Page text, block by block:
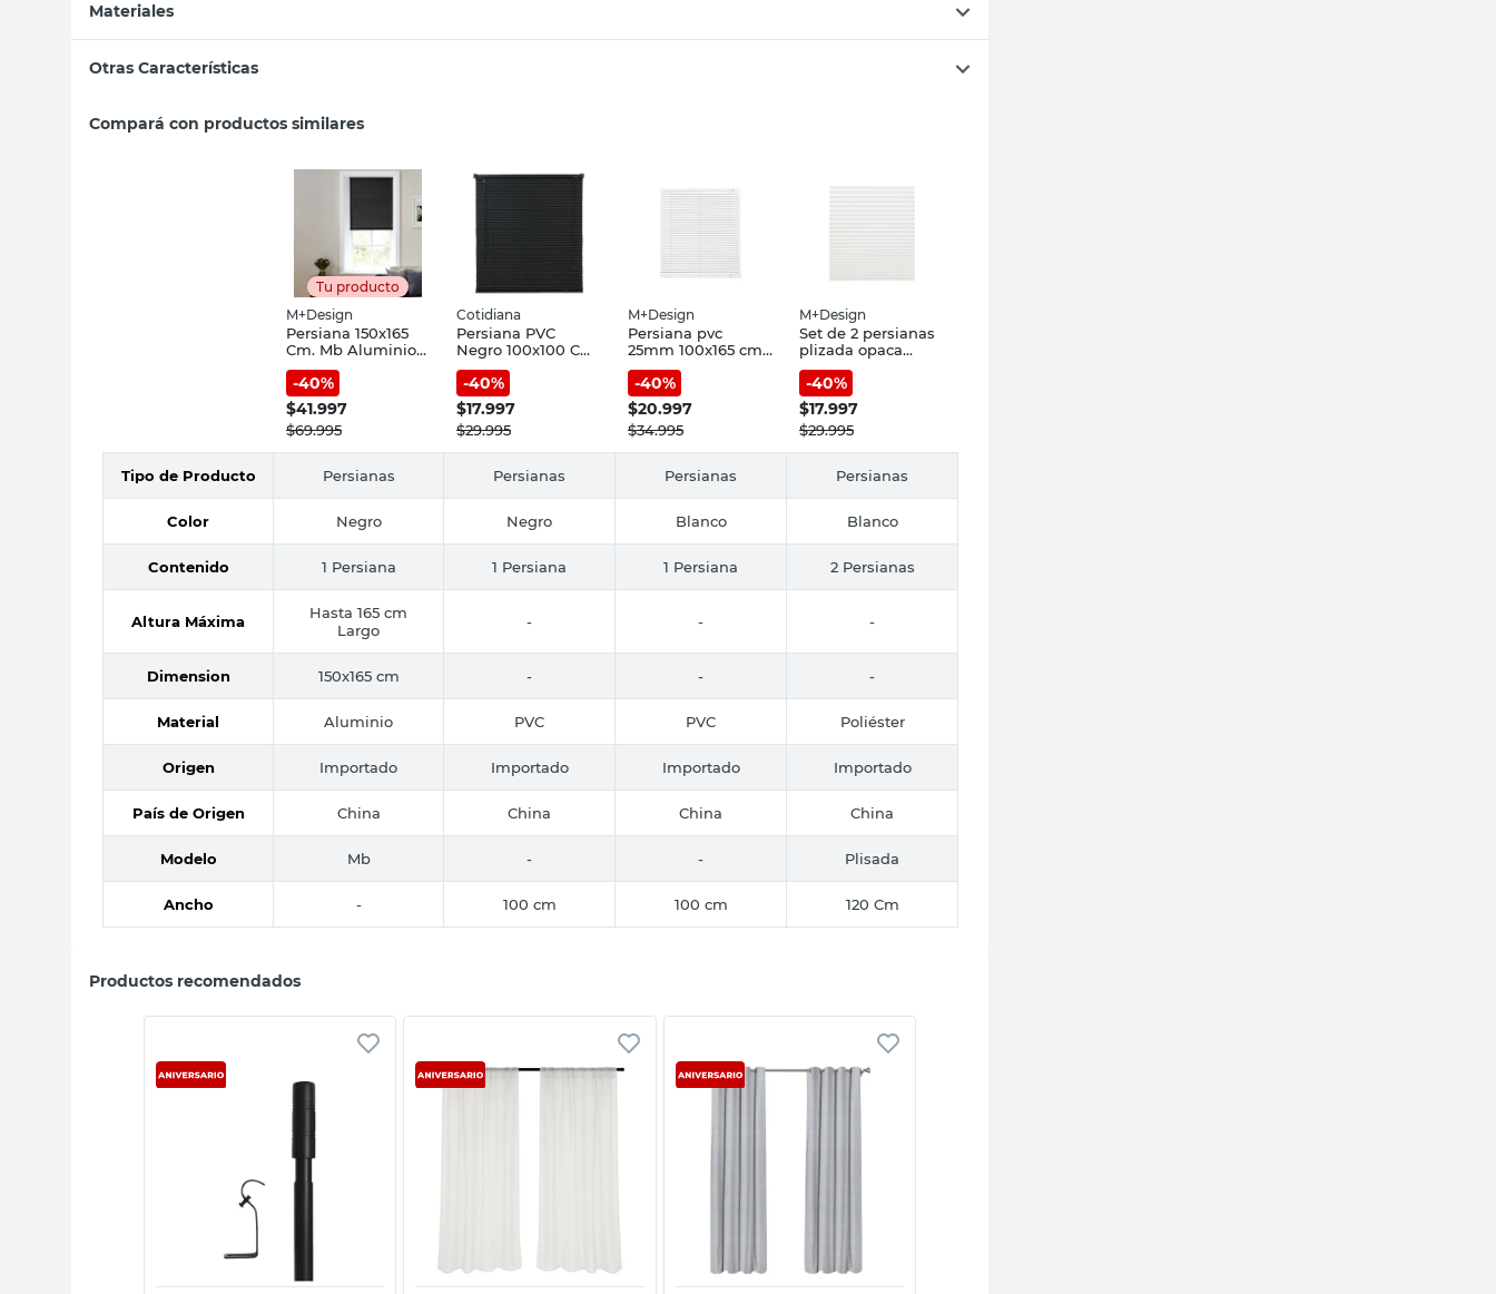
Materiales
Otras Características
Compará con productos similares
Tu producto
M+Design
Persiana 150x165
Cm. Mb Aluminio
Negro
-40%
$41.997
$69.995
Cotidiana
Persiana PVC
Negro 100x100 Cm
Cotidiana
-40%
$17.997
$29.995
M+Design
Persiana pvc
25mm 100x165 cm.
blanco
-40%
$20.997
$34.995
M+Design
Set de 2 persianas
plizada opaca
blanca
-40%
$17.997
$29.995
Tipo de Producto Persianas Persianas Persianas Persianas
Color Negro Negro Blanco Blanco
Contenido 1 Persiana 1 Persiana 1 Persiana 2 Persianas
Altura Máxima
Hasta 165 cm
Largo
- - -
Dimension 150x165 cm - - -
Material Aluminio PVC PVC Poliéster
Origen Importado Importado Importado Importado
País de Origen China China China China
Modelo Mb - - Plisada
Ancho - 100 cm 100 cm 120 Cm
Productos recomendados
Vista rápida